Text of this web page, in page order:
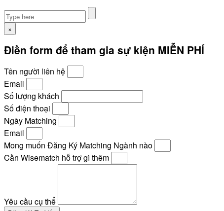
×
Điền form để tham gia sự kiện MIỄN PHÍ
Tên người liên hệ
Email
Số lượng khách
Số điện thoại
Ngày Matching
Email
Mong muốn Đăng Ký Matching Ngành nào
Cần Wisematch hỗ trợ gì thêm
Yêu cầu cụ thể